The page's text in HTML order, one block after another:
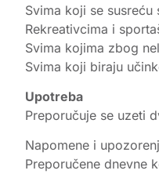
Svima koji se
Rekreativcima i
Svima kojima zbog
Svima koji biraju
Upotreba
Preporučuje se uzeti
Napomene i
Preporučene dnevne